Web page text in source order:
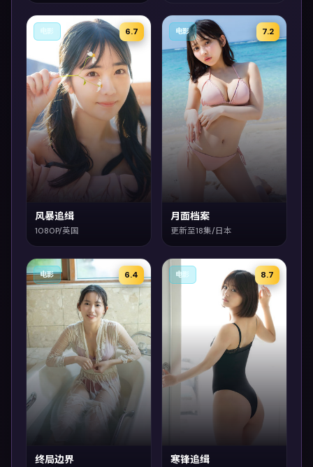
6.7
电影
风暴追缉
1080P/英国
7.2
电影
月面档案
更新至18集/日本
6.4
电影
终局边界
8.7
电影
寒锋追缉